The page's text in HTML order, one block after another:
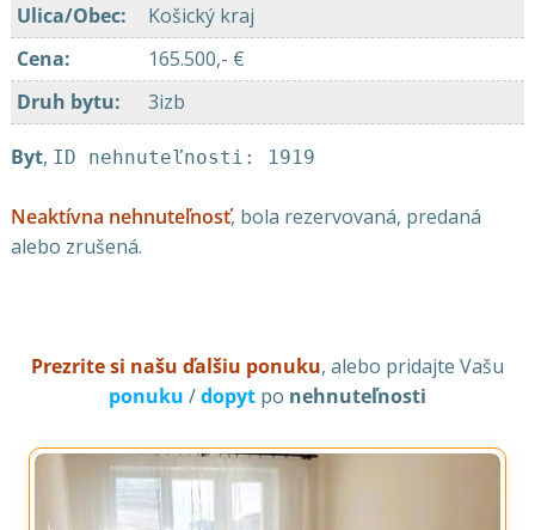
Ulica/Obec:
Košický kraj
Cena:
165.500,- €
Druh bytu: 3izb
Byt, ID nehnuteľnosti: 1919
Neaktívna nehnuteľnosť, bola rezervovaná, predaná
alebo zrušená.
Prezrite si našu ďalšiu ponuku, alebo pridajte Vašu
ponuku /dopyt po nehnuteľnosti